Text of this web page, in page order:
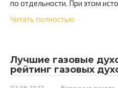
по отдельности. При этом
Читать полностью
Лучшие газовые
рейтинг газовых